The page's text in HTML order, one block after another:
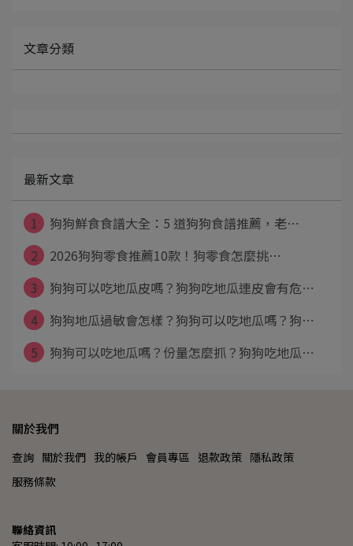
文章分類
最新文章
1
狗狗鮮食食譜大全：5 道狗狗食譜推薦，老⋯
2
2026狗狗零食推薦10款！狗零食怎麼挑⋯
3
狗狗可以吃地瓜皮嗎？狗狗吃地瓜連皮會有危⋯
4
狗狗地瓜過敏會怎樣？狗狗可以吃地瓜嗎？狗⋯
5
狗狗可以吃地瓜嗎？份量怎麼抓？狗狗吃地瓜⋯
關於我們
查詢 關於我們 我的帳戶 會員專區 退款政策 隱私政策
服務條款
聯絡資訊